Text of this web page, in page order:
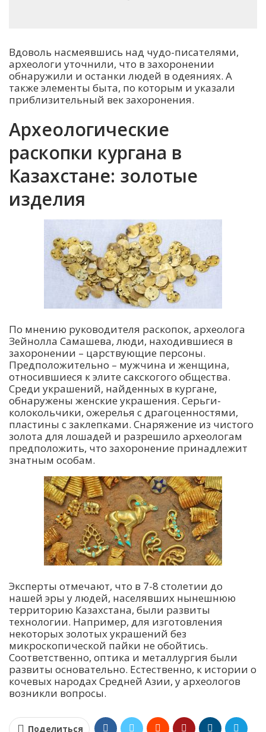
Вдоволь насмеявшись над чудо-писателями,
археологи уточнили, что в захоронении
обнаружили и останки людей в одеяниях. А
также элементы быта, по которым и указали
приблизительный век захоронения.
Археологические
раскопки кургана в
Казахстане: золотые
изделия
По мнению руководителя раскопок, археолога
Зейнолла Самашева, люди, находившиеся в
захоронении – царствующие персоны.
Предположительно – мужчина и женщина,
относившиеся к элите сакскогого общества.
Среди украшений, найденных в кургане,
обнаружены женские украшения. Серьги-
колокольчики, ожерелья с драгоценностями,
пластины с заклепками. Снаряжение из чистого
золота для лошадей и разрешило археологам
предположить, что захоронение принадлежит
знатным особам.
Эксперты отмечают, что в 7-8 столетии до
нашей эры у людей, населявших нынешнюю
территорию Казахстана, были развиты
технологии. Например, для изготовления
некоторых золотых украшений без
микроскопической пайки не обойтись.
Соответственно, оптика и металлургия были
развиты основательно. Естественно, к истории о
кочевых народах Средней Азии, у археологов
возникли вопросы.
Поделиться